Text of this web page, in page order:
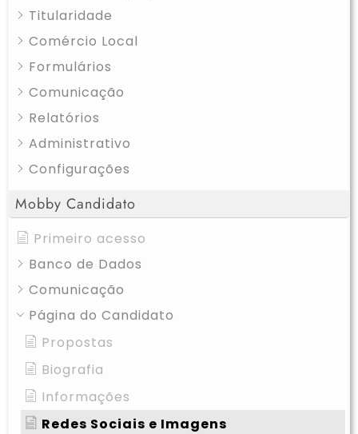
Titularidade
Comércio Local
Formulários
Comunicação
Relatórios
Administrativo
Configurações
Mobby Candidato
Primeiro acesso
Banco de Dados
Comunicação
Página do Candidato
Propostas
Biografia
Informações
Redes Sociais e Imagens